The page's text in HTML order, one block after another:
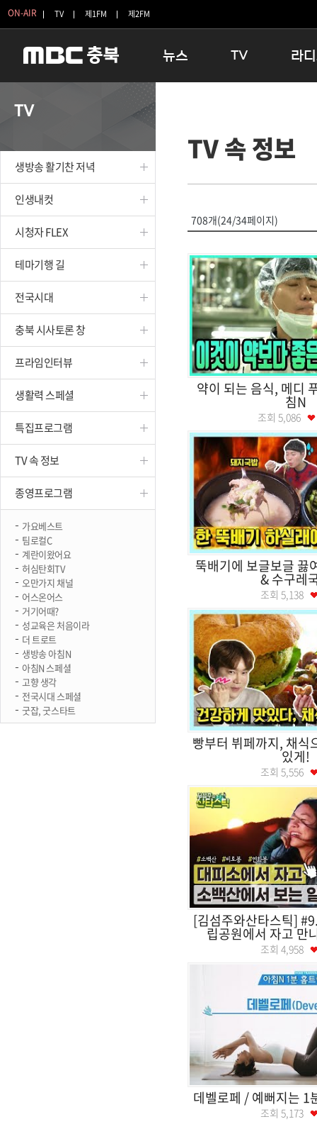
ON-AIR TV 제1FM 제2FM
뉴스
보은
옥천
TV
인생내컷
테마기행 길
시청자 FLEX
특집프로그램
종영프로그램
라
16:00 완
우리 고
TV
생방송 활기찬 저녁
인생내컷
시청자 FLEX
테마기행 길
전국시대
충북 시사토론 창
프라임인터뷰
생활력 스페셜
특집프로그램
TV 속 정보
종영프로그램
가요베스트
팀로컬C
계란이왔어요
허심탄회TV
오만가지 채널
어스온어스
거기어때?
성교육은 처음이라
더 트로트
생방송 아침N
아침N 스페셜
고향 생각
전국시대 스페셜
굿잡, 굿스타트
TV 속 정보
708개(24/34페이지)
약이 되는 음식, 메디
침N
조회 5,086
뚝배기에 보글보글 끓
& 수구레
조회 5,138
빵부터 뷔페까지, 채식
있게!
조회 5,556
[김섬주와산타스틱]
립공원에서 자고 만
조회 4,958
데벨로페 / 예뻐지는 1
조회 5,173